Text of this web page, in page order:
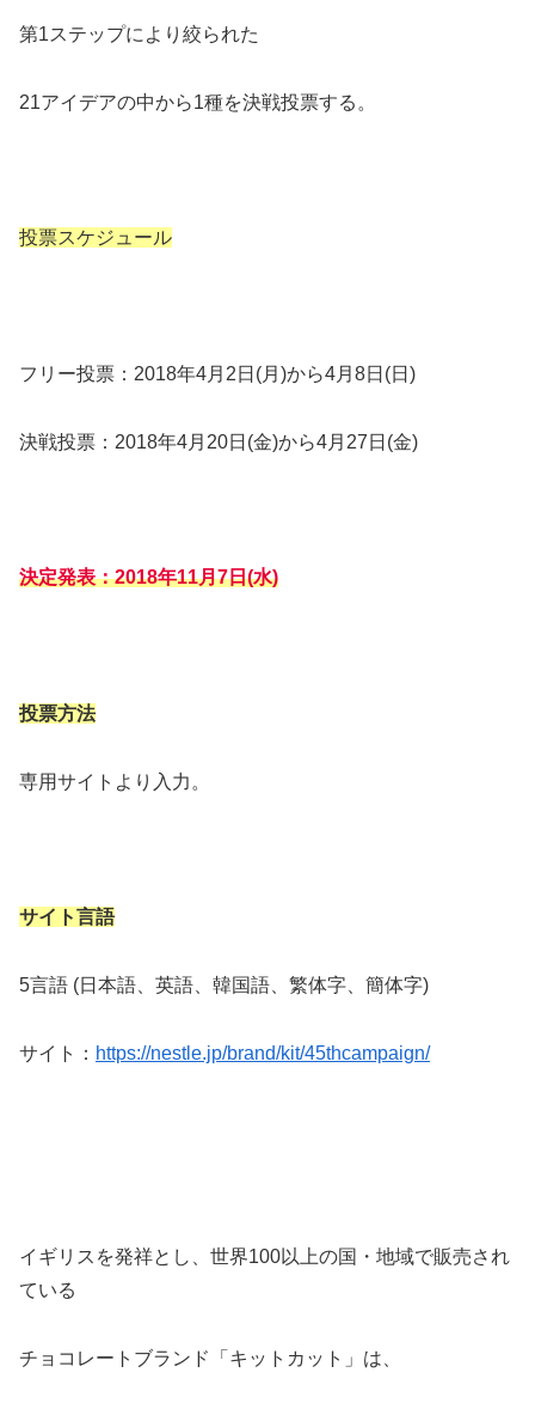
第1ステップにより絞られた
21アイデアの中から1種を決戦投票する。
投票スケジュール
フリー投票：2018年4月2日(月)から4月8日(日)
決戦投票：2018年4月20日(金)から4月27日(金)
決定発表：2018年11月7日(水)
投票方法
専用サイトより入力。
サイト言語
5言語 (日本語、英語、韓国語、繁体字、簡体字)
サイト： https://nestle.jp/brand/kit/45thcampaign/
イギリスを発祥とし、世界100以上の国・地域で販売され
ている
チョコレートブランド「キットカット」は、